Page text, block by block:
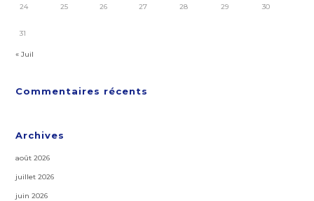
24 25 26 27 28 29 30
31
« Juil
Commentaires récents
Archives
août 2026
juillet 2026
juin 2026